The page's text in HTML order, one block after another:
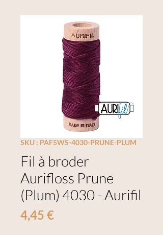
SKU : PAF5WS-4030-PRUNE-PLUM
Fil à broder
Aurifloss Prune
(Plum) 4030 - Aurifil
4,45 €Prix